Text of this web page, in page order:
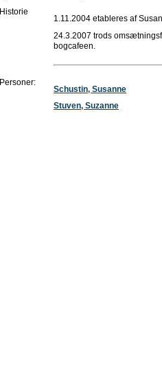
Historie
1.11.2004 etableres af
24.3.2007 trods
bogcafeen.
Personer:
Schustin, Susanne
Stuven, Suzanne